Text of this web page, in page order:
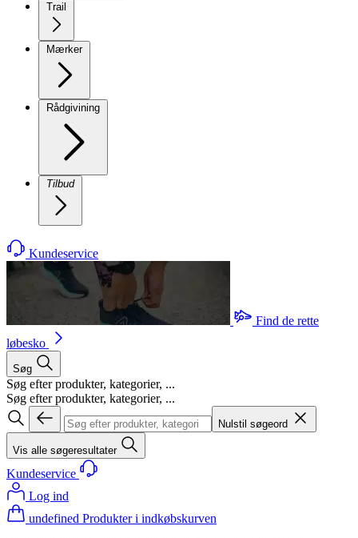
Trail
Mærker
Rådgivining
Tilbud
Kundeservice
Find de rette
løbesko
Søg
Søg efter produkter, kategorier, ...
Søg efter produkter, kategorier, ...
Nulstil søgeord
Vis alle søgeresultater
Kundeservice
Log ind
undefined Produkter i indkøbskurven